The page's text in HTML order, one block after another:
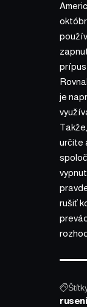
je
určite
rušiť